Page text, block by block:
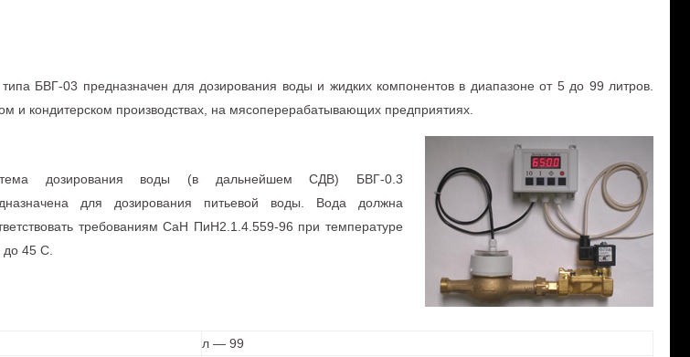
БВГ-03 предназначен для дозирования воды и жидких компонентов в диапазоне от 5 до 99 литров.
и кондитерском производствах, на мясоперерабатывающих предприятиях.
дозирования воды (в дальнейшем СДВ) БВГ-0.3
для дозирования питьевой воды. Вода должна
требованиям СаН ПиН2.1.4.559-96 при температуре
до 45 С.
л — 99